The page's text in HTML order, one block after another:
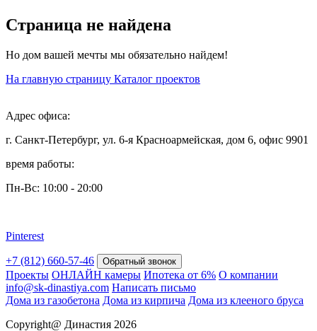
Страница не найдена
Но дом вашей мечты мы обязательно найдем!
На главную страницу Каталог проектов
Адрес офиса:
г. Санкт-Петербург, ул. 6-я Красноармейская, дом 6, офис 9901
время работы:
Пн-Вс: 10:00 - 20:00
Pinterest
+7 (812) 660-57-46 Обратный звонок
Проекты ОНЛАЙН камеры Ипотека от 6% О компании
info@sk-dinastiya.com Написать письмо
Дома из газобетона Дома из кирпича Дома из клееного бруса
Copyright@ Династия 2026